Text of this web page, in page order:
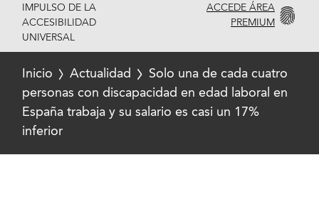
IMPULSO DE LA
ACCESIBILIDAD
UNIVERSAL
ACCEDE ÁREA
PREMIUM
Inicio Actualidad
Solo una de cada cuatro
personas con discapacidad en edad laboral en
España trabaja y su salario es casi un 17%
inferior